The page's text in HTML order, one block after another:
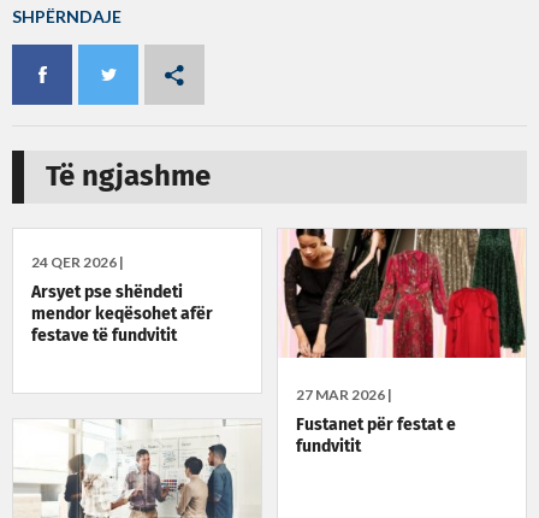
SHPËRNDAJE
Të ngjashme
24 QER 2026 |
Arsyet pse shëndeti
mendor keqësohet afër
festave të fundvitit
27 MAR 2026 |
Fustanet për festat e
fundvitit